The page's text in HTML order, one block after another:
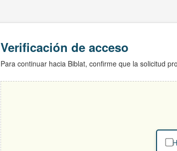
Verificación de acceso
Para continuar hacia Biblat, confirme que la solicitud